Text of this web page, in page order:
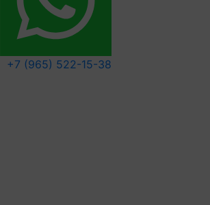
+7 (965) 522-15-38